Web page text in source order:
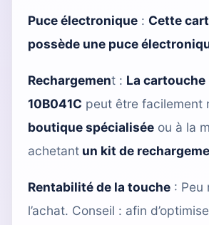
Puce électronique : Cette
possède une puce
Rechargement : La cartouche
10B041C peut être facilement
boutique spécialisée ou à la
achetant un kit de
Rentabilité de la touche : Peu
l’achat. Conseil : afin